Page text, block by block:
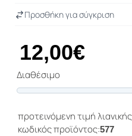
12,00€
Διαθέσιμο
Προσθήκη για σύγκριση
προτεινόμενη τιμή
κωδικός προϊόντος:577